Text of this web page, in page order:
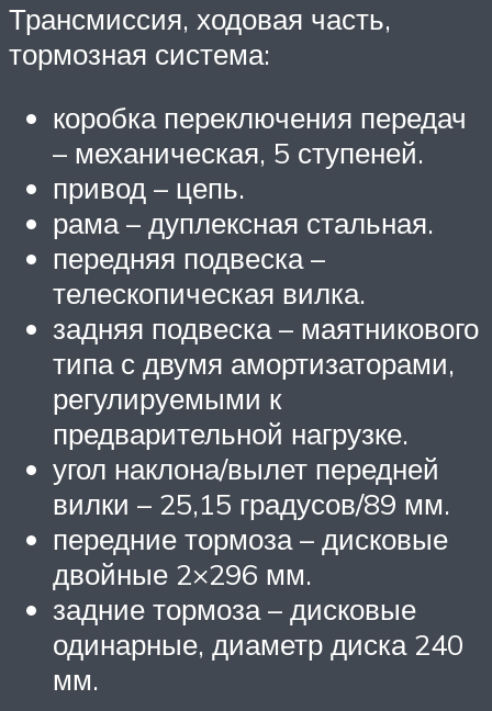
Трансмиссия, ходовая часть,
тормозная система:
коробка переключения передач
– механическая, 5 ступеней.
привод – цепь.
рама – дуплексная стальная.
передняя подвеска –
телескопическая вилка.
задняя подвеска – маятникового
типа с двумя амортизаторами,
регулируемыми к
предварительной нагрузке.
угол наклона/вылет передней
вилки – 25,15 градусов/89 мм.
передние тормоза – дисковые
двойные 2×296 мм.
задние тормоза – дисковые
одинарные, диаметр диска 240
мм.